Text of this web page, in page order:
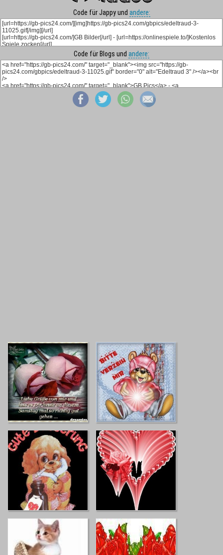
Code für Jappy und andere:
Code für Blogs und andere: